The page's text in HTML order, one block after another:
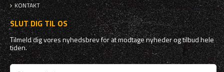
KONTAKT
SLUT DIG TIL OS
Tilmeld dig vores nyhedsbrev for at modtage nyheder og tilbud hele
tiden.